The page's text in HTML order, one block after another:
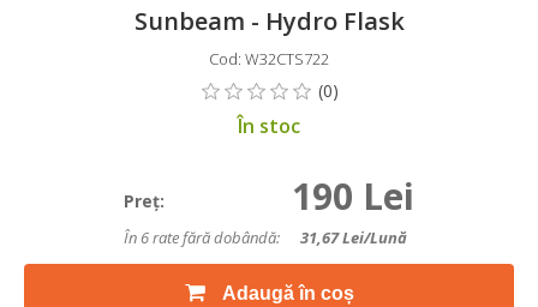
Sunbeam - Hydro Flask
Cod: W32CTS722
În stoc
Preţ: 190 Lei
În 6 rate fără dobândă: 31,67Lei/lună
Adaugă în coș